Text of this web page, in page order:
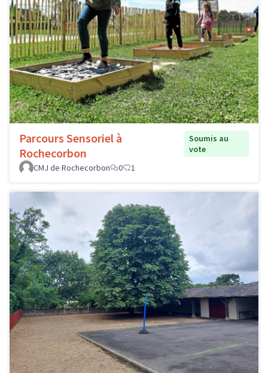
Parcours Sensoriel à
Rochecorbon
Soumis au
vote
CMJ de Rochecorbon
0 1